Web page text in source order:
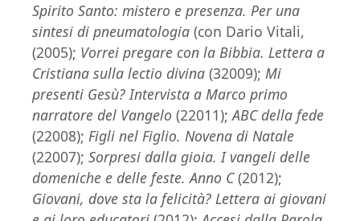
Spirito Santo: mistero e presenza. Per una
sintesi di pneumatologia (con Dario Vitali,
(2005); Vorrei pregare con la Bibbia. Lettera a
Cristiana sulla lectio divina (32009); Mi
presenti Gesù? Intervista a Marco primo
narratore del Vangelo (22011);ABC della fede
(22008); Figli nel Figlio. Novena di Natale
(22007); Sorpresi dalla gioia. I vangeli delle
domeniche e delle feste. Anno C(2012);
Giovani, dove sta la felicità? Lettera ai giovani